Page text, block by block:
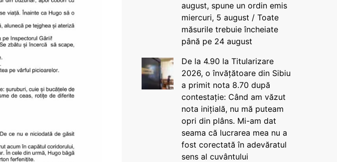
august, spune un ordin emis
miercuri, 5 august / Toate
măsurile trebuie încheiate
până pe 24 august
De la 4.90 la Titularizare
2026, o învățătoare din Sibiu
a primit nota 8.70 după
contestație: Când am văzut
nota inițială, nu mă puteam
opri din plâns. Mi-am dat
seama că lucrarea mea nu a
fost corectată în adevăratul
sens al cuvântului